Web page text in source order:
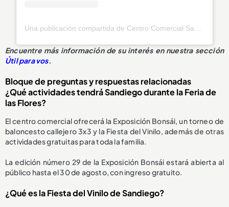
Encuentre más información de su interés en nuestra sección
Útil para vos.
Bloque de preguntas y respuestas relacionadas
¿Qué actividades tendrá Sandiego durante la Feria de
las Flores?
El centro comercial ofrecerá la Exposición Bonsái, un torneo de
baloncesto callejero 3x3 y la Fiesta del Vinilo, además de otras
actividades gratuitas para toda la familia.
La edición número 29 de la Exposición Bonsái estará abierta al
público hasta el 30 de agosto, con ingreso gratuito.
¿Qué es la Fiesta del Vinilo de Sandiego?